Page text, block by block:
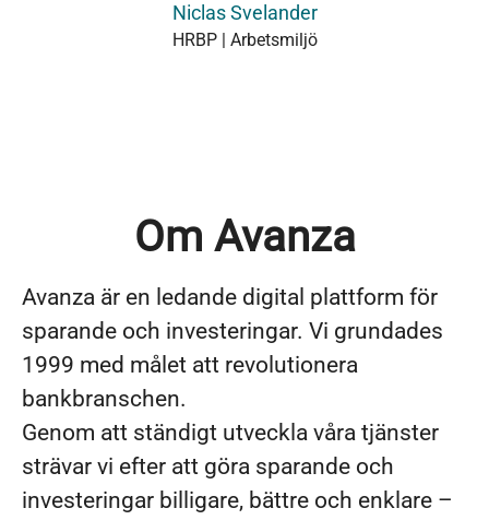
Niclas Svelander
HRBP | Arbetsmiljö
Om Avanza
Avanza är en ledande digital plattform för
sparande och investeringar. Vi grundades
1999 med målet att revolutionera
bankbranschen.
Genom att ständigt utveckla våra tjänster
strävar vi efter att göra sparande och
investeringar billigare, bättre och enklare –